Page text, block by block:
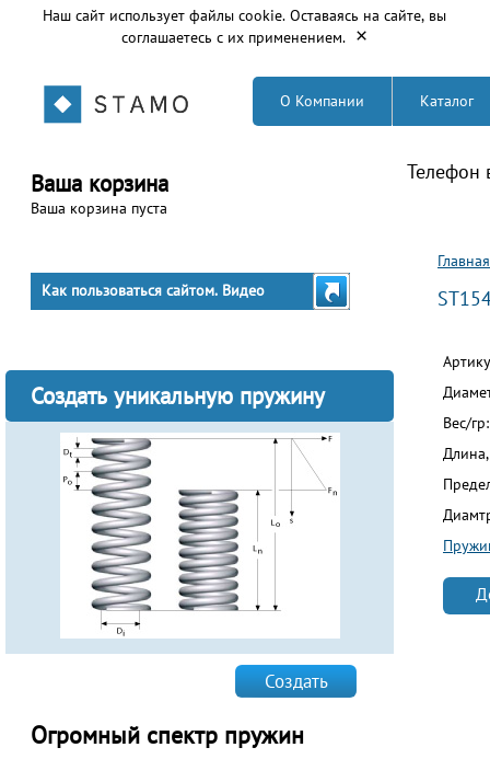
Наш сайт использует файлы cookie. Оставаясь на сайте, вы
соглашаетесь с их применением. ×
О Компании Каталог
Телефон
Ваша корзина
Ваша корзина пуста
Как пользоваться сайтом. Видео
Создать уникальную пружину
Создать
Огромный спектр пружин
Вы
Главная
Вес/